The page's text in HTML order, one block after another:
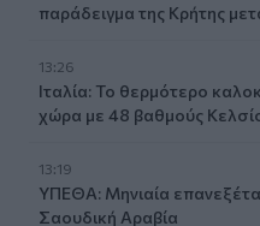
παράδειγμα της Κρήτης
13:26
Ιταλία: Το θερμότερο
χώρα με 48 βαθμούς
13:19
ΥΠΕΘΑ: Μηνιαία
Σαουδική Αραβία